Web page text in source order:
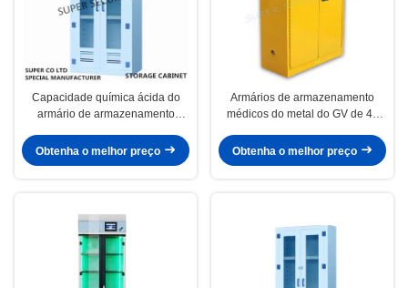
Capacidade química ácida do
armário de armazenamento
hospital/laboratório
Obtenha o melhor preço
Armários de armazenamento
médicos do metal do GV de 45
laboratório
Obtenha o melhor preço